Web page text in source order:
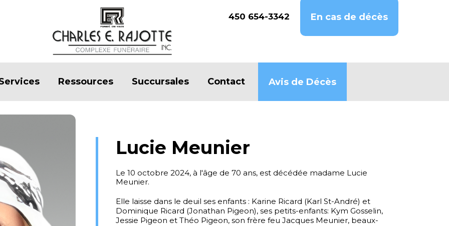
450 654-3342 En cas de décès
Ressources Succursales Contact Avis de Décès
Lucie Meunier
Le 10 octobre 2024, à l'âge de 70 ans, est décédée madame Lucie
Meunier.
Elle laisse dans le deuil ses enfants : Karine Ricard (Karl St-André) et
Dominique Ricard (Jonathan Pigeon), ses petits-enfants: Kym Gosselin,
Jessie Pigeon et Théo Pigeon, son frère feu Jacques Meunier, beaux-